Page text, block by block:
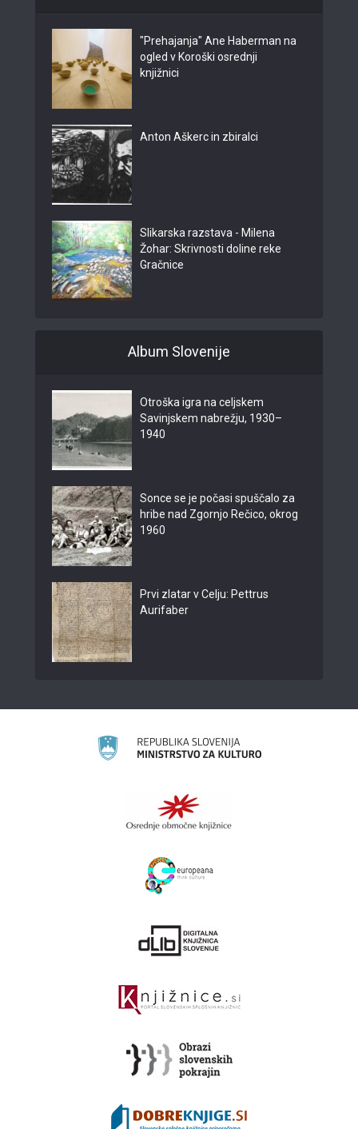
"Prehajanja" Ane Haberman na
ogled v Koroški osrednji
knjižnici
Anton Aškerc in zbiralci
Slikarska razstava - Milena
Žohar: Skrivnosti doline reke
Gračnice
Album Slovenije
Otroška igra na celjskem
Savinjskem nabrežju, 1930–
1940
Sonce se je počasi spuščalo za
hribe nad Zgornjo Rečico, okrog
1960
Prvi zlatar v Celju: Pettrus
Aurifaber